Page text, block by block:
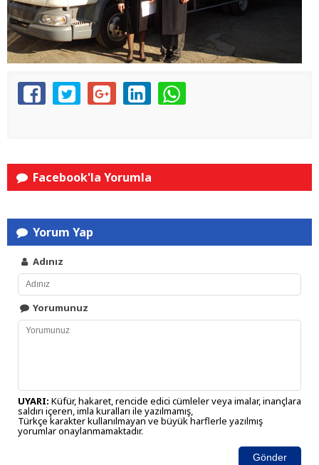
Facebook'la Yorumla
Yorum Yap
Adınız
Yorumunuz
UYARI: Küfür, hakaret, rencide edici cümleler veya imalar, inançlara
saldırı içeren, imla kuralları ile yazılmamış,
Türkçe karakter kullanılmayan ve büyük harflerle yazılmış
yorumlar onaylanmamaktadır.
Gönder